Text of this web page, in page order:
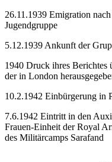
26.11.1939 Emigration
Jugendgruppe
5.12.1939 Ankunft der
1940 Druck ihres Berichtes
der in London
10.2.1942 Einbürgerung in
7.6.1942 Eintritt in den
Frauen-Einheit der Royal
des Militärcamps Sarafand